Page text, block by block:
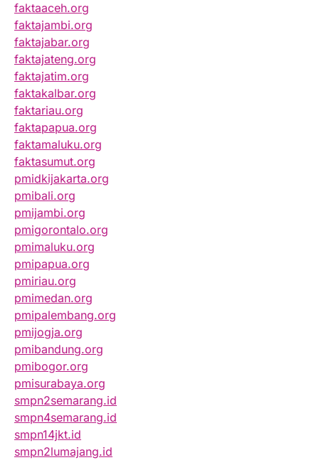
faktaaceh.org
faktajambi.org
faktajabar.org
faktajateng.org
faktajatim.org
faktakalbar.org
faktariau.org
faktapapua.org
faktamaluku.org
faktasumut.org
pmidkijakarta.org
pmibali.org
pmijambi.org
pmigorontalo.org
pmimaluku.org
pmipapua.org
pmiriau.org
pmimedan.org
pmipalembang.org
pmijogja.org
pmibandung.org
pmibogor.org
pmisurabaya.org
smpn2semarang.id
smpn4semarang.id
smpn14jkt.id
smpn2lumajang.id